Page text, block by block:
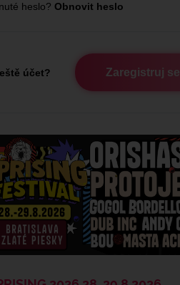
heslo? Obnovit heslo
účet? Zaregistruj se